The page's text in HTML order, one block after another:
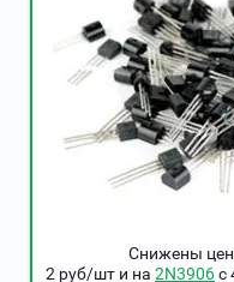
Снижены цены
2 руб/шт и на 2N3906c